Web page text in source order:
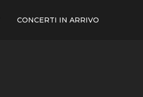
CONCERTI IN ARRIVO